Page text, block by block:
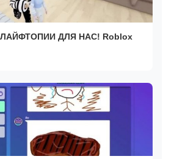
ДЛЯ НАС! Roblox